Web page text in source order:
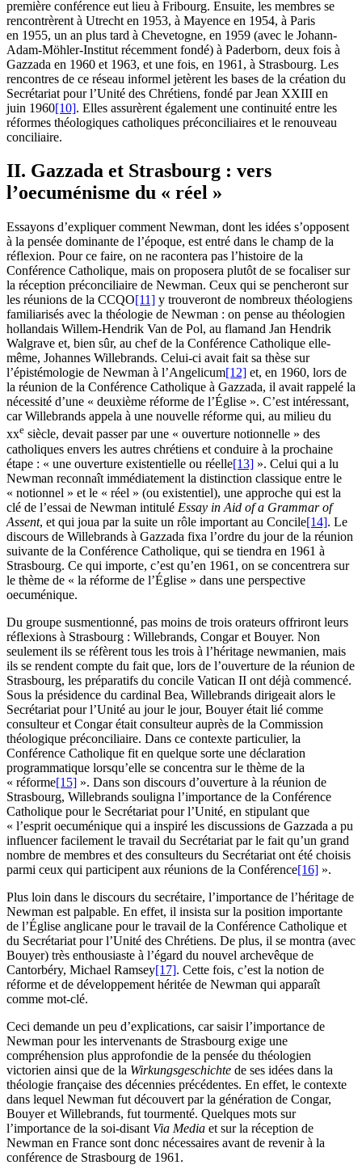
première conférence eut lieu à Fribourg. Ensuite, les membres se
rencontrèrent à Utrecht en 1953, à Mayence en 1954, à Paris
en 1955, un an plus tard à Chevetogne, en 1959 (avec le Johann-
Adam-Möhler-Institut récemment fondé) à Paderborn, deux fois à
Gazzada en 1960 et 1963, et une fois, en 1961, à Strasbourg. Les
rencontres de ce réseau informel jetèrent les bases de la création du
Secrétariat pour l’Unité des Chrétiens, fondé par Jean XXIII en
juin 1960[10]. Elles assurèrent également une continuité entre les
réformes théologiques catholiques préconciliaires et le renouveau
conciliaire.
II. Gazzada et Strasbourg : vers
l’oecuménisme du « réel »
Essayons d’expliquer comment Newman, dont les idées s’opposent
à la pensée dominante de l’époque, est entré dans le champ de la
réflexion. Pour ce faire, on ne racontera pas l’histoire de la
Conférence Catholique, mais on proposera plutôt de se focaliser sur
la réception préconciliaire de Newman. Ceux qui se pencheront sur
les réunions de la CCQO[11] y trouveront de nombreux théologiens
familiarisés avec la théologie de Newman : on pense au théologien
hollandais Willem-Hendrik Van de Pol, au flamand Jan Hendrik
Walgrave et, bien sûr, au chef de la Conférence Catholique elle-
même, Johannes Willebrands. Celui-ci avait fait sa thèse sur
l’épistémologie de Newman à l’Angelicum[12] et, en 1960, lors de
la réunion de la Conférence Catholique à Gazzada, il avait rappelé la
nécessité d’une « deuxième réforme de l’Église ». C’est intéressant,
car Willebrands appela à une nouvelle réforme qui, au milieu du
xxe siècle, devait passer par une « ouverture notionnelle » des
catholiques envers les autres chrétiens et conduire à la prochaine
étape : « une ouverture existentielle ou réelle[13] ». Celui qui a lu
Newman reconnaît immédiatement la distinction classique entre le
« notionnel » et le « réel » (ou existentiel), une approche qui est la
clé de l’essai de Newman intitulé Essay in Aid of a Grammar of
Assent, et qui joua par la suite un rôle important au Concile[14]. Le
discours de Willebrands à Gazzada fixa l’ordre du jour de la réunion
suivante de la Conférence Catholique, qui se tiendra en 1961 à
Strasbourg. Ce qui importe, c’est qu’en 1961, on se concentrera sur
le thème de « la réforme de l’Église » dans une perspective
oecuménique.
Du groupe susmentionné, pas moins de trois orateurs offriront leurs
réflexions à Strasbourg : Willebrands, Congar et Bouyer. Non
seulement ils se réfèrent tous les trois à l’héritage newmanien, mais
ils se rendent compte du fait que, lors de l’ouverture de la réunion de
Strasbourg, les préparatifs du concile Vatican II ont déjà commencé.
Sous la présidence du cardinal Bea, Willebrands dirigeait alors le
Secrétariat pour l’Unité au jour le jour, Bouyer était lié comme
consulteur et Congar était consulteur auprès de la Commission
théologique préconciliaire. Dans ce contexte particulier, la
Conférence Catholique fit en quelque sorte une déclaration
programmatique lorsqu’elle se concentra sur le thème de la
« réforme[15] ». Dans son discours d’ouverture à la réunion de
Strasbourg, Willebrands souligna l’importance de la Conférence
Catholique pour le Secrétariat pour l’Unité, en stipulant que
« l’esprit oecuménique qui a inspiré les discussions de Gazzada a pu
influencer facilement le travail du Secrétariat par le fait qu’un grand
nombre de membres et des consulteurs du Secrétariat ont été choisis
parmi ceux qui participent aux réunions de la Conférence[16] ».
Plus loin dans le discours du secrétaire, l’importance de l’héritage de
Newman est palpable. En effet, il insista sur la position importante
de l’Église anglicane pour le travail de la Conférence Catholique et
du Secrétariat pour l’Unité des Chrétiens. De plus, il se montra (avec
Bouyer) très enthousiaste à l’égard du nouvel archevêque de
Cantorbéry, Michael Ramsey[17]. Cette fois, c’est la notion de
réforme et de développement héritée de Newman qui apparaît
comme mot-clé.
Ceci demande un peu d’explications, car saisir l’importance de
Newman pour les intervenants de Strasbourg exige une
compréhension plus approfondie de la pensée du théologien
victorien ainsi que de la Wirkungsgeschichte de ses idées dans la
théologie française des décennies précédentes. En effet, le contexte
dans lequel Newman fut découvert par la génération de Congar,
Bouyer et Willebrands, fut tourmenté. Quelques mots sur
l’importance de la soi-disant Via Media et sur la réception de
Newman en France sont donc nécessaires avant de revenir à la
conférence de Strasbourg de 1961.